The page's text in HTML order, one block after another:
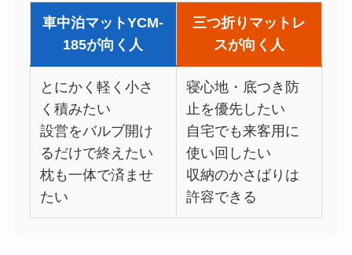
車中泊マットYCM-
185が向く人
三つ折りマットレ
スが向く人
とにかく軽く小さ
く積みたい
設営をバルブ開け
るだけで終えたい
枕も一体で済ませ
たい
寝心地・底つき防
止を優先したい
自宅でも来客用に
使い回したい
収納のかさばりは
許容できる